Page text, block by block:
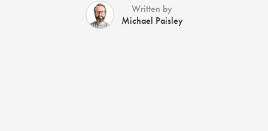
Written by
Michael Paisley